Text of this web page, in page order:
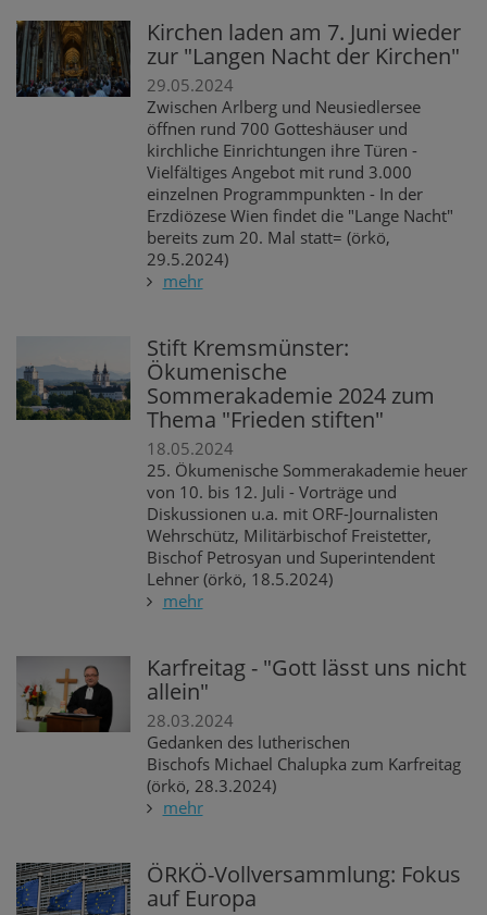
Kirchen laden am 7. Juni wieder
zur "Langen Nacht der Kirchen"
29.05.2024
Zwischen Arlberg und Neusiedlersee
öffnen rund 700 Gotteshäuser und
kirchliche Einrichtungen ihre Türen -
Vielfältiges Angebot mit rund 3.000
einzelnen Programmpunkten - In der
Erzdiözese Wien findet die "Lange Nacht"
bereits zum 20. Mal statt= (örkö,
29.5.2024)
mehr
Stift Kremsmünster:
Ökumenische
Sommerakademie 2024 zum
Thema "Frieden stiften"
18.05.2024
25. Ökumenische Sommerakademie heuer
von 10. bis 12. Juli - Vorträge und
Diskussionen u.a. mit ORF-Journalisten
Wehrschütz, Militärbischof Freistetter,
Bischof Petrosyan und Superintendent
Lehner (örkö, 18.5.2024)
mehr
Karfreitag - "Gott lässt uns nicht
allein"
28.03.2024
Gedanken des lutherischen
Bischofs Michael Chalupka zum Karfreitag
(örkö, 28.3.2024)
mehr
ÖRKÖ-Vollversammlung: Fokus
auf Europa